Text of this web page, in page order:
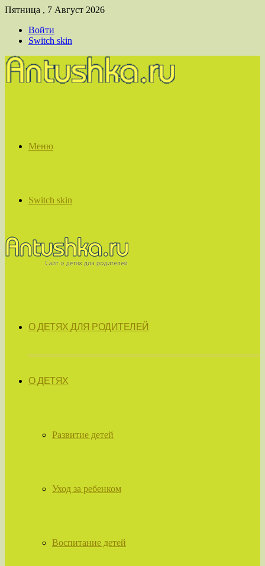
Пятница , 7 Август 2026
Войти
Switch skin
Меню
Switch skin
О ДЕТЯХ ДЛЯ РОДИТЕЛЕЙ
О ДЕТЯХ
Развитие детей
Уход за ребенком
Воспитание детей